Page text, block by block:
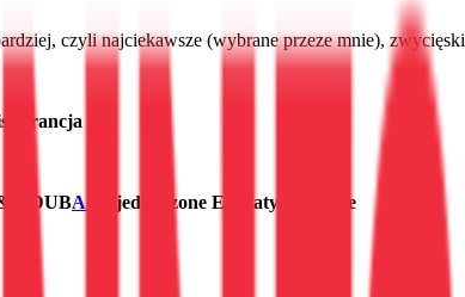
czyli najciekawsze (wybrane przeze mnie),
Francja
DUBAI
, Zjednoczone Emiraty Arabskie